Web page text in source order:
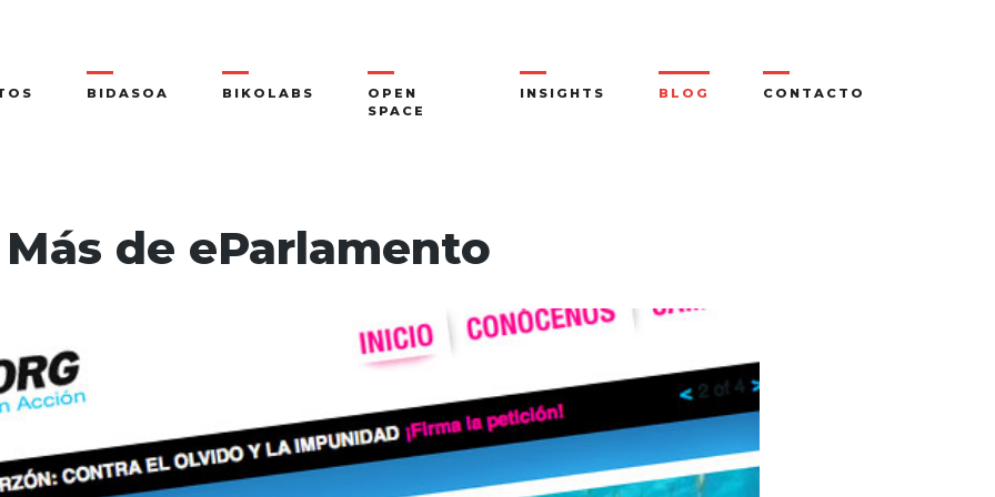
BIDASOA BIKOLABS
OPEN
SPACE
INSIGHTS BLOG CONTACTO
Más de eParlamento